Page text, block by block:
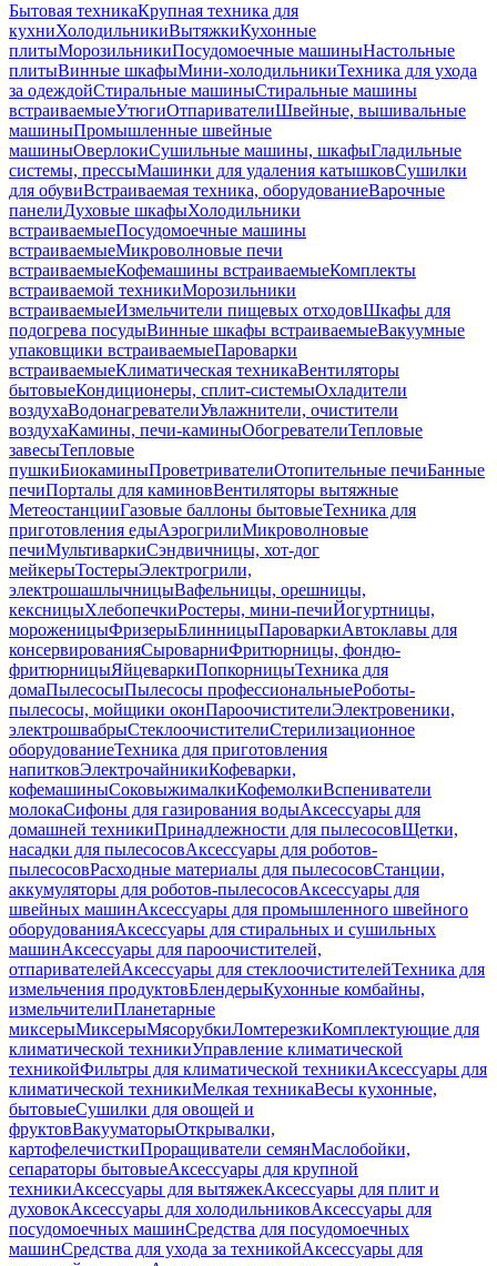
Бытовая техникаКрупная техника для
кухниХолодильникиВытяжкиКухонные
плитыМорозильникиПосудомоечные машиныНастольные
плитыВинные шкафыМини-холодильникиТехника для ухода
за одеждойСтиральные машиныСтиральные машины
встраиваемыеУтюгиОтпаривателиШвейные, вышивальные
машиныПромышленные швейные
машиныОверлокиСушильные машины, шкафыГладильные
системы, прессыМашинки для удаления катышковСушилки
для обувиВстраиваемая техника, оборудованиеВарочные
панелиДуховые шкафыХолодильники
встраиваемыеПосудомоечные машины
встраиваемыеМикроволновые печи
встраиваемыеКофемашины встраиваемыеКомплекты
встраиваемой техникиМорозильники
встраиваемыеИзмельчители пищевых отходовШкафы для
подогрева посудыВинные шкафы встраиваемыеВакуумные
упаковщики встраиваемыеПароварки
встраиваемыеКлиматическая техникаВентиляторы
бытовыеКондиционеры, сплит-системыОхладители
воздухаВодонагревателиУвлажнители, очистители
воздухаКамины, печи-каминыОбогревателиТепловые
завесыТепловые
пушкиБиокаминыПроветривателиОтопительные печиБанные
печиПорталы для каминовВентиляторы вытяжные
МетеостанцииГазовые баллоны бытовыеТехника для
приготовления едыАэрогрилиМикроволновые
печиМультиваркиСэндвичницы, хот-дог
мейкерыТостерыЭлектрогрили,
электрошашлычницыВафельницы, орешницы,
кексницыХлебопечкиРостеры, мини-печиЙогуртницы,
мороженицыФризерыБлинницыПароваркиАвтоклавы для
консервированияСыроварниФритюрницы, фондю-
фритюрницыЯйцеваркиПопкорницыТехника для
домаПылесосыПылесосы профессиональныеРоботы-
пылесосы, мойщики оконПароочистителиЭлектровеники,
электрошвабрыСтеклоочистителиСтерилизационное
оборудованиеТехника для приготовления
напитковЭлектрочайникиКофеварки,
кофемашиныСоковыжималкиКофемолкиВспениватели
молокаСифоны для газирования водыАксессуары для
домашней техникиПринадлежности для пылесосовЩетки,
насадки для пылесосовАксессуары для роботов-
пылесосовРасходные материалы для пылесосовСтанции,
аккумуляторы для роботов-пылесосовАксессуары для
швейных машинАксессуары для промышленного швейного
оборудованияАксессуары для стиральных и сушильных
машинАксессуары для пароочистителей,
отпаривателейАксессуары для стеклоочистителейТехника для
измельчения продуктовБлендерыКухонные комбайны,
измельчителиПланетарные
миксерыМиксерыМясорубкиЛомтерезкиКомплектующие для
климатической техникиУправление климатической
техникойФильтры для климатической техникиАксессуары для
климатической техникиМелкая техникаВесы кухонные,
бытовыеСушилки для овощей и
фруктовВакууматорыОткрывалки,
картофелечисткиПроращиватели семянМаслобойки,
сепараторы бытовыеАксессуары для крупной
техникиАксессуары для вытяжекАксессуары для плит и
духовокАксессуары для холодильниковАксессуары для
посудомоечных машинСредства для посудомоечных
машинСредства для ухода за техникойАксессуары для